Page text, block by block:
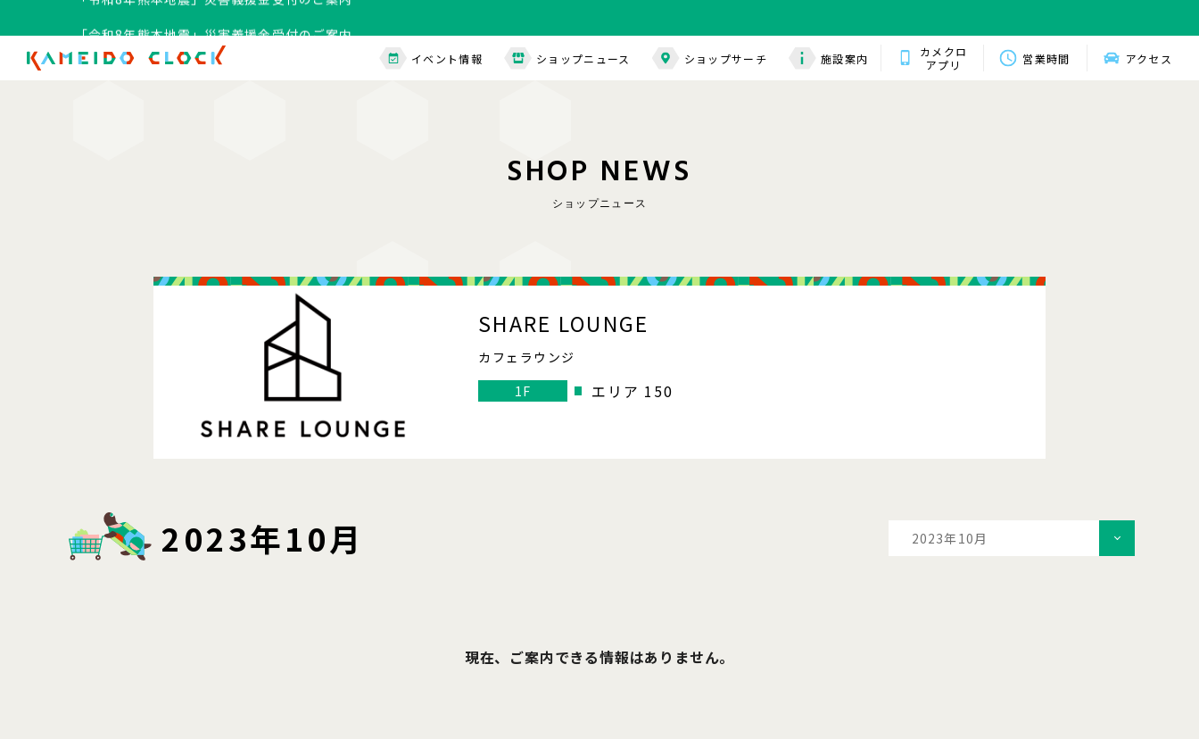
イベント情報 ショップニュース ショップサーチ 施設案内
カメクロ
アプリ
営業時間 アクセス
SHOP NEWS
ショップニュース
SHARE LOUNGE
カフェラウンジ
1F
エリア 150
2023年10月
2023年10月
現在、ご案内できる情報はありません。